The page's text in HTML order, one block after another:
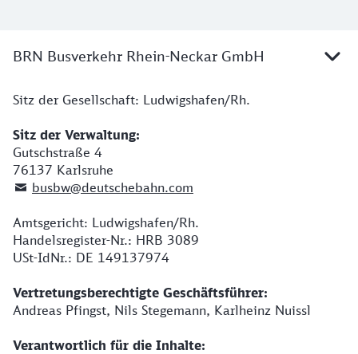
BRN Busverkehr Rhein-Neckar GmbH
Sitz der Gesellschaft: Ludwigshafen/Rh.
Sitz der Verwaltung:
Gutschstraße 4
76137 Karlsruhe
busbw@deutschebahn.com
Amtsgericht: Ludwigshafen/Rh.
Handelsregister-Nr.: HRB 3089
USt-IdNr.: DE 149137974
Vertretungsberechtigte Geschäftsführer:
Andreas Pfingst, Nils Stegemann, Karlheinz Nuissl
Verantwortlich für die Inhalte: